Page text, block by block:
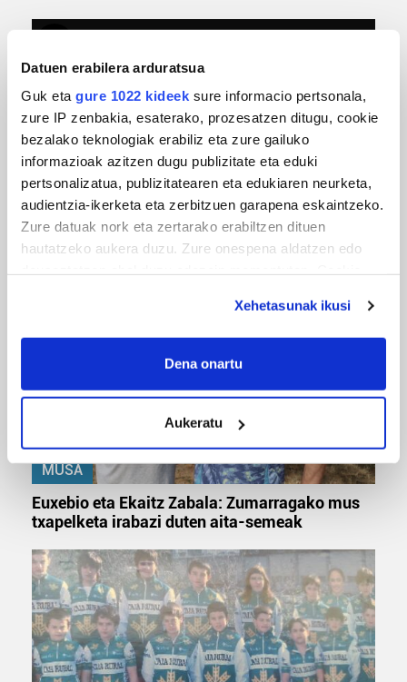
Datuen erabilera arduratsua
Guk eta gure 1022 kideek sure informacio pertsonala,
zure IP zenbakia, esaterako, prozesatzen ditugu, cookie
bezalako teknologiak erabiliz eta zure gailuko
informazioak azitzen dugu publizitate eta eduki
pertsonalizatua, publizitatearen eta edukiaren neurketa,
audientzia-ikerketa eta zerbitzuen garapena eskaintzeko.
Zure datuak nork eta zertarako erabiltzen dituen
hautatzeko aukera duzu. Zure onespena aldatzen edo
If you allow, we would also like to:
Collect information about your geographical
Identify your device by actively scanning it for
specific characteristics (fingerprinting)
Find out more about how your personal data is processed
and set your preferences in the
details section
prozesatzen ditugu, zure IP zenbakia, besteak beste,
teknologia erabiliz, cookieak adibidez, iragarki eta eduki
pertsonalizatuak eskaintzeko, iragarkiak eta edukia
neurtzeko, jendeari buruzko informazioa biltzeko eta
produktuak garatzeko. Zure datuak nork eta zertarako
erabiltzen dituen hauta dezakezu.
Xehetasunak ikusi
Dena onartu
Aukeratu
MUSIKA
Odik berria ezagutzeko aukera 'KimiK' eta
'Amaaaa!' abestiekin
MUSA
Euxebio eta Ekaitz Zabala: Zumarragako mus
txapelketa irabazi duten aita-semeak